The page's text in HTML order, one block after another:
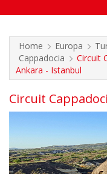
Home Europa
Cappadocia
Circuit
Ankara - Istanbul
Circuit